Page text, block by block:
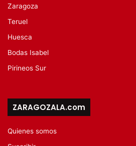
Zaragoza
Teruel
Huesca
Bodas Isabel
Pirineos Sur
ZARAGOZALA.com
Quienes somos